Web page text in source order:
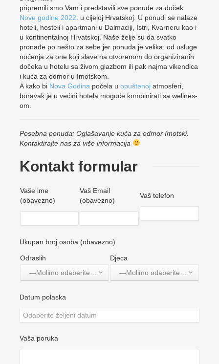
pripremili smo Vam i predstavili sve ponude za doček
Nove godine 2022 . u cijeloj Hrvatskoj. U ponudi se nalaze
hoteli, hosteli i apartmani u Dalmaciji, Istri, Kvarneru kao i
u kontinentalnoj Hrvatskoj. Naše želje su da svatko
pronađe po nešto za sebe jer ponuda je velika: od usluge
noćenja za one koji slave na otvorenom do organiziranih
dočeka u hotelu sa živom glazbom ili pak najma vikendica
i kuća za odmor u Imotskom.
A kako bi Nova Godina počela u opuštenoj atmosferi,
boravak je u većini hotela moguće kombinirati sa wellnes-
om.
Posebna ponuda: Oglašavanje kuća za odmor Imotski.
Kontaktirajte nas za više informacija
Kontakt formular
Vaše ime
(obavezno)
Vaš Email
(obavezno)
Vaš telefon
Ukupan broj osoba (obavezno)
Odraslih
Djeca
Datum polaska
Vaša poruka